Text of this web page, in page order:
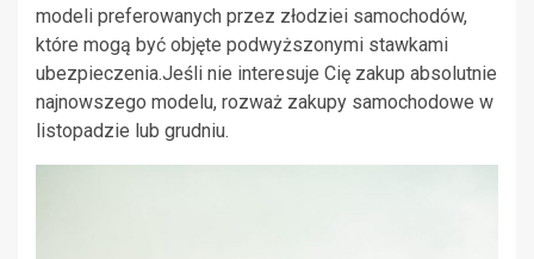
modeli preferowanych przez złodziei samochodów,
które mogą być objęte podwyższonymi stawkami
ubezpieczenia.Jeśli nie interesuje Cię zakup absolutnie
najnowszego modelu, rozważ zakupy samochodowe w
listopadzie lub grudniu.